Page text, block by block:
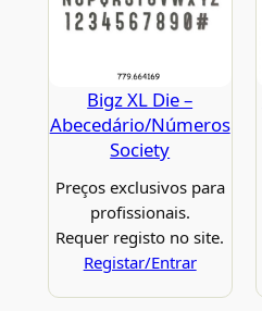
Bigz XL Die –
Abecedário/Números
Society
Preços exclusivos para
profissionais.
Requer registo no site.
Registar/Entrar